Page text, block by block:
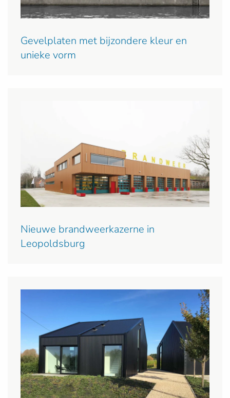
Gevelplaten met bijzondere kleur en
unieke vorm
Nieuwe brandweerkazerne in
Leopoldsburg